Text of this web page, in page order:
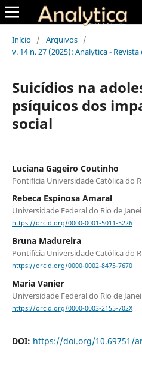
Início / Arquivos /
v. 14 n. 27 (2025): Analytica - Revista
Suicídios na
psíquicos dos
social
Luciana Gageiro Coutinho
Pontifícia Universidade Católica do
Rebeca Espinosa Amaral
Universidade Federal do Rio de
https://orcid.org/0000-0001-5011-5226
Bruna Madureira
Pontifícia Universidade Católica do
https://orcid.org/0000-0002-8475-7670
Maria Vanier
Universidade Federal do Rio de
https://orcid.org/0000-0003-2155-702X
DOI: https://doi.org/10.69751/